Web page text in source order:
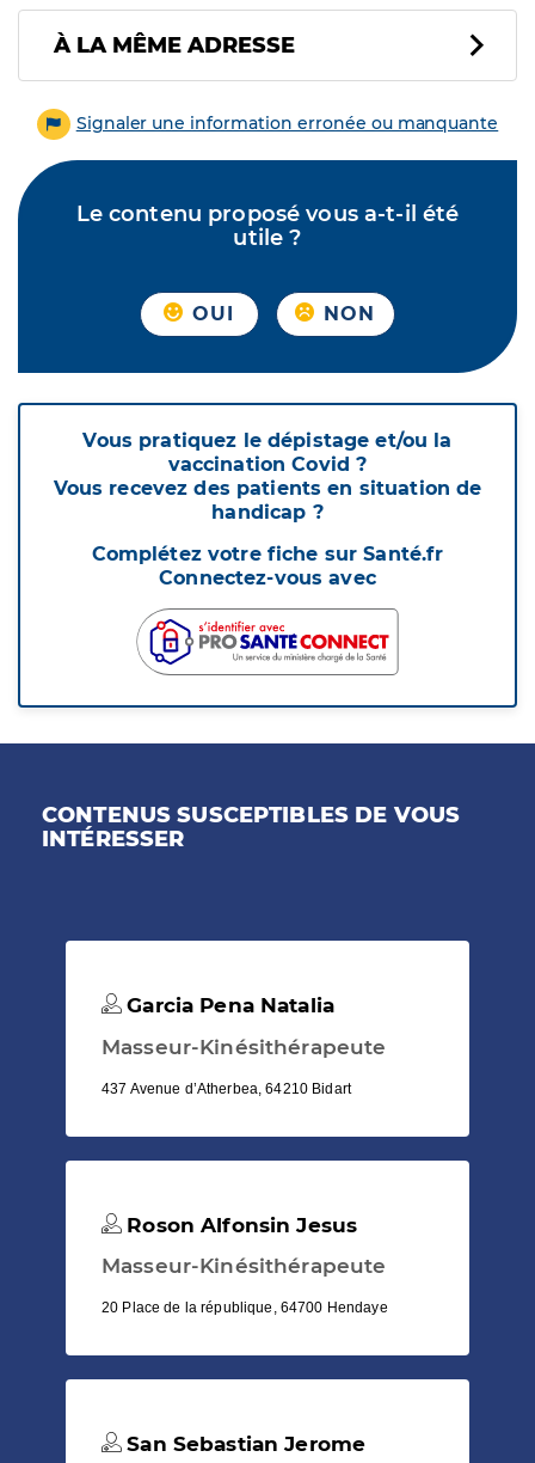
À LA MÊME ADRESSE
Signaler une information erronée ou manquante
Le contenu proposé vous a-t-il été
utile ?
OUI NON
Vous pratiquez le dépistage et/ou la
vaccination Covid ?
Vous recevez des patients en situation de
handicap ?
Complétez votre fiche sur Santé.fr
Connectez-vous avec
CONTENUS SUSCEPTIBLES DE VOUS
INTÉRESSER
Garcia Pena Natalia
Masseur-Kinésithérapeute
437 Avenue d’Atherbea, 64210 Bidart
Roson Alfonsin Jesus
Masseur-Kinésithérapeute
20 Place de la république, 64700 Hendaye
San Sebastian Jerome